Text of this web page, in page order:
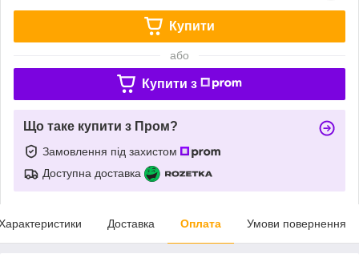
Купити
або
Купити з
Що таке купити з Пром?
Замовлення під захистом
Доступна доставка
Доставка Оплата Умови повернення